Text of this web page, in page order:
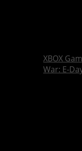
XBOX
War: E-